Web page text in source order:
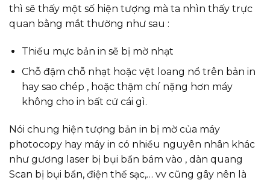
thì sẽ thấy một số hiện tượng mà ta nhìn thấy trực
quan bằng mắt thường như sau :
Thiếu mực bản in sẽ bị mờ nhạt
Chỗ đậm chỗ nhạt hoặc vệt loang nổ trên bản in
hay sao chép , hoặc thậm chí nặng hơn máy
không cho in bất cứ cái gì.
Nói chung hiện tượng bản in bị mờ của máy
photocopy hay máy in có nhiều nguyên nhân khác
như gương laser bị bụi bẩn bám vào , dàn quang
Scan bị bụi bẩn, điện thế sạc,… vv cũng gây nên là